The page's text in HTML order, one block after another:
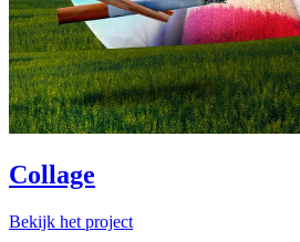
Collage
Bekijk het project